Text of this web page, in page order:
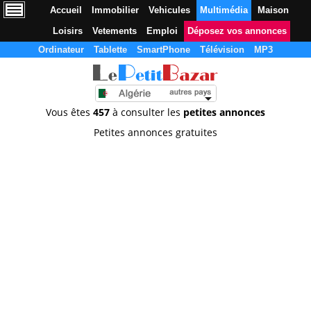
Accueil Immobilier Vehicules Multimédia
Maison
Loisirs
Vetements Emploi
Déposez vos annonces
Ordinateur
Tablette SmartPhone Télévision MP3
Vous êtes 457 à consulter les petites annonces
Petites annonces gratuites